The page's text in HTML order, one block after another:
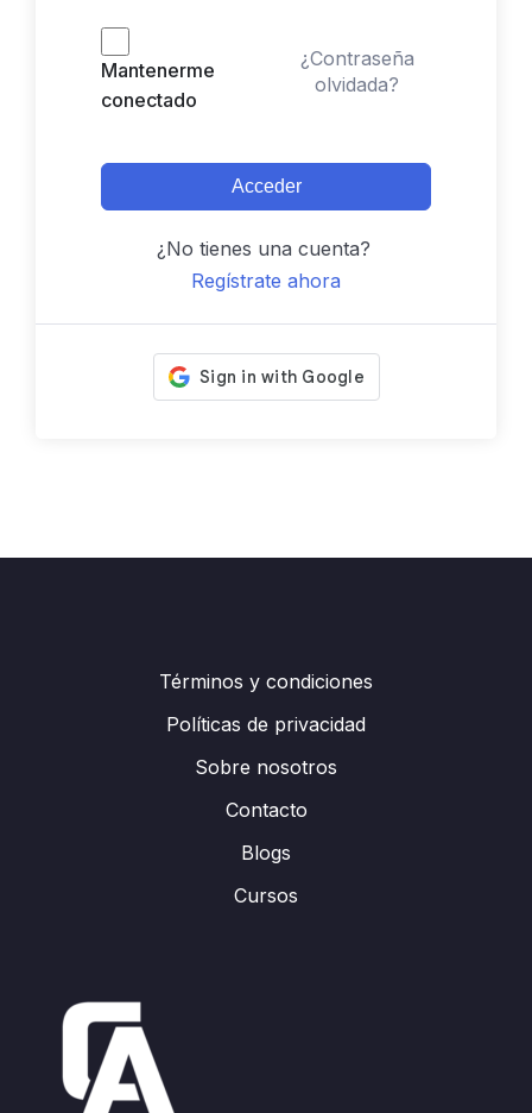
Mantenerme
conectado
¿Contraseña
olvidada?
Acceder
¿No tienes una cuenta?
Regístrate ahora
Términos y condiciones
Políticas de privacidad
Sobre nosotros
Contacto
Blogs
Cursos